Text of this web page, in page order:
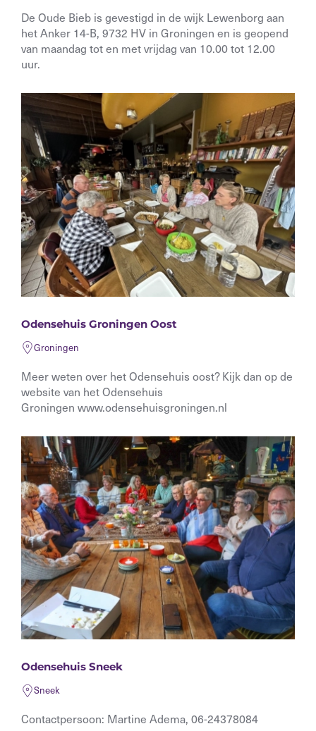
De Oude Bieb is gevestigd in de wijk Lewenborg aan
het Anker 14-B, 9732 HV in Groningen en is geopend
van maandag tot en met vrijdag van 10.00 tot 12.00
uur.
Odensehuis Groningen Oost
Groningen
Meer weten over het Odensehuis oost? Kijk dan op de
website van het Odensehuis
Groningen www.odensehuisgroningen.nl
Odensehuis Sneek
Sneek
Contactpersoon: Martine Adema, 06-24378084